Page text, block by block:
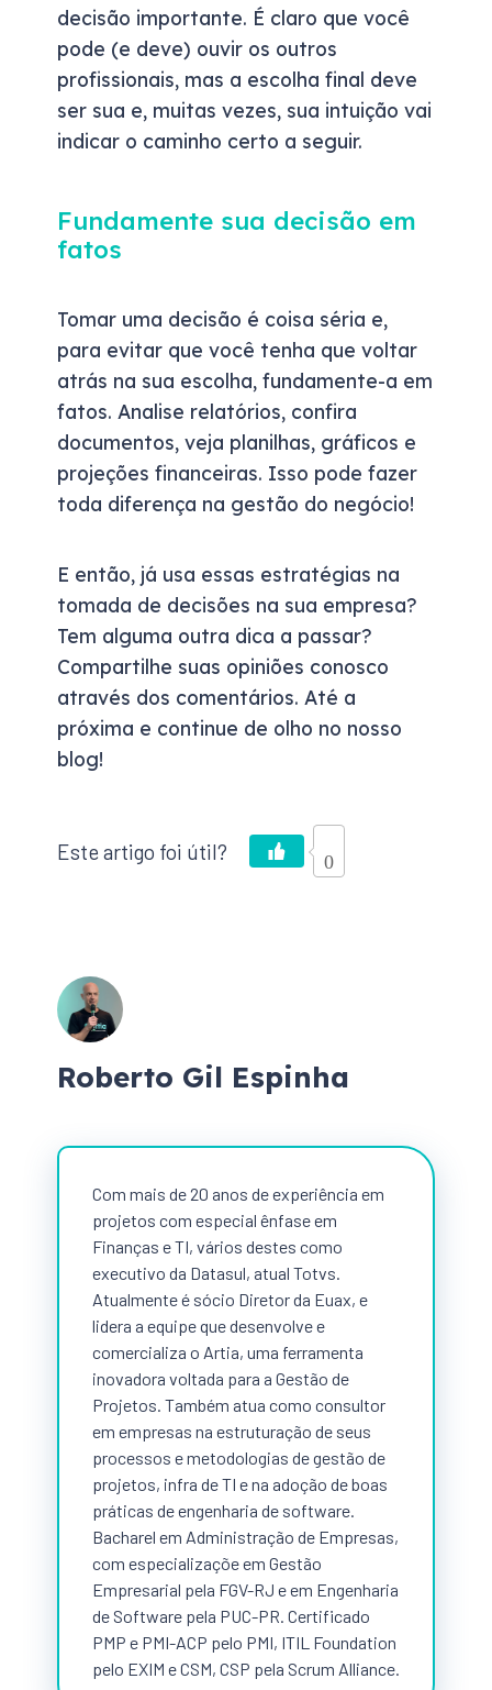
decisão importante. É claro que você
pode (e deve) ouvir os outros
profissionais, mas a escolha final deve
ser sua e, muitas vezes, sua intuição vai
indicar o caminho certo a seguir.
Fundamente sua decisão em
fatos
Tomar uma decisão é coisa séria e,
para evitar que você tenha que voltar
atrás na sua escolha, fundamente-a em
fatos. Analise relatórios, confira
documentos, veja planilhas, gráficos e
projeções financeiras. Isso pode fazer
toda diferença na gestão do negócio!
E então, já usa essas estratégias na
tomada de decisões na sua empresa?
Tem alguma outra dica a passar?
Compartilhe suas opiniões conosco
através dos comentários. Até a
próxima e continue de olho no nosso
blog!
0
Roberto Gil Espinha
Com mais de 20 anos de experiência em
projetos com especial ênfase em
Finanças e TI, vários destes como
executivo da Datasul, atual Totvs.
Atualmente é sócio Diretor da Euax, e
lidera a equipe que desenvolve e
comercializa o Artia, uma ferramenta
inovadora voltada para a Gestão de
Projetos. Também atua como consultor
em empresas na estruturação de seus
processos e metodologias de gestão de
projetos, infra de TI e na adoção de boas
práticas de engenharia de software.
Bacharel em Administração de Empresas,
com especializaçõe em Gestão
Empresarial pela FGV-RJ e em Engenharia
de Software pela PUC-PR. Certificado
PMP e PMI-ACP pelo PMI, ITIL Foundation
pelo EXIM e CSM, CSP pela Scrum Alliance.